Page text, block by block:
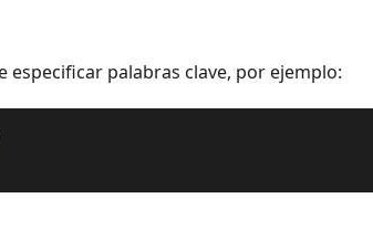
especificar palabras clave, por ejemplo: